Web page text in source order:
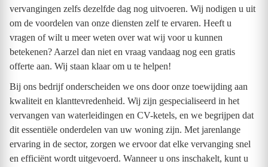
vervangingen zelfs dezelfde dag nog uitvoeren. Wij nodigen u uit
om de voordelen van onze diensten zelf te ervaren. Heeft u
vragen of wilt u meer weten over wat wij voor u kunnen
betekenen? Aarzel dan niet en vraag vandaag nog een gratis
offerte aan. Wij staan klaar om u te helpen!
Bij ons bedrijf onderscheiden we ons door onze toewijding aan
kwaliteit en klanttevredenheid. Wij zijn gespecialiseerd in het
vervangen van waterleidingen en CV-ketels, en we begrijpen dat
dit essentiële onderdelen van uw woning zijn. Met jarenlange
ervaring in de sector, zorgen we ervoor dat elke vervanging snel
en efficiënt wordt uitgevoerd. Wanneer u ons inschakelt, kunt u